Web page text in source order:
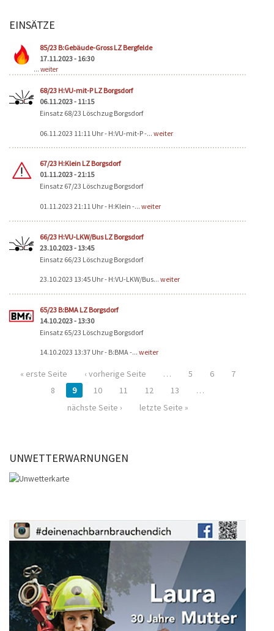
EINSÄTZE
85/23 B:Gebäude-Gross LZ Bergfelde
17.11.2023 - 16:30
... weiter
68/23 H:VU-mit-P LZ Borgsdorf
06.11.2023 - 11:15
Einsatz 68/23 Löschzug Borgsdorf
06.11.2023 11:11 Uhr - H:VU-mit-P -... weiter
67/23 H:Klein LZ Borgsdorf
01.11.2023 - 21:15
Einsatz 67/23 Löschzug Borgsdorf
01.11.2023 21:11 Uhr - H:Klein -... weiter
66/23 H:VU-LKW/Bus LZ Borgsdorf
23.10.2023 - 13:45
Einsatz 66/23 Löschzug Borgsdorf
23.10.2023 13:45 Uhr - H:VU-LKW/Bus... weiter
65/23 B:BMA LZ Borgsdorf
14.10.2023 - 13:30
Einsatz 65/23 Löschzug Borgsdorf
14.10.2023 13:37 Uhr - B:BMA -... weiter
Seiten
« erste Seite ‹ vorherige Seite … 5 6
7
8
9 10 11 12 13
…
nächste Seite ›
letzte Seite »
UNWETTERWARNUNGEN